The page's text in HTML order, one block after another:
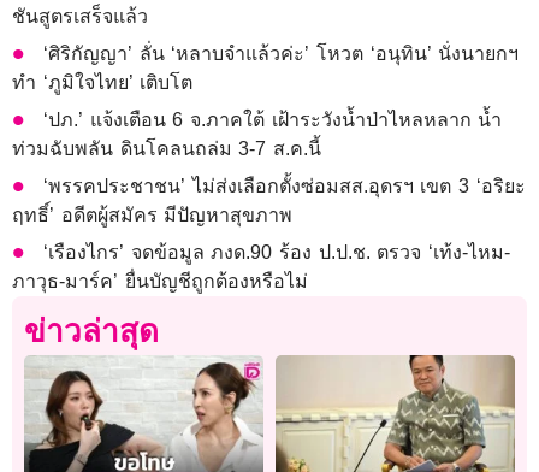
ชันสูตรเสร็จแล้ว
‘ศิริกัญญา’ ลั่น ‘หลาบจำแล้วค่ะ’ โหวต ‘อนุทิน’ นั่งนายกฯ
ทำ ‘ภูมิใจไทย’ เติบโต
‘ปภ.’ แจ้งเตือน 6 จ.ภาคใต้ เฝ้าระวังน้ำป่าไหลหลาก น้ำ
ท่วมฉับพลัน ดินโคลนถล่ม 3-7 ส.ค.นี้
‘พรรคประชาชน’ ไม่ส่งเลือกตั้งซ่อมสส.อุดรฯ เขต 3 ‘อริยะ
ฤทธิ์’ อดีตผู้สมัคร มีปัญหาสุขภาพ
‘เรืองไกร’ จดข้อมูล ภงด.90 ร้อง ป.ป.ช. ตรวจ ‘เท้ง-ไหม-
ภาวุธ-มาร์ค’ ยื่นบัญชีถูกต้องหรือไม่
ข่าวล่าสุด